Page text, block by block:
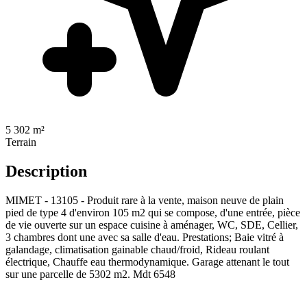
5 302 m²
Terrain
Description
MIMET - 13105 - Produit rare à la vente, maison neuve de plain
pied de type 4 d'environ 105 m2 qui se compose, d'une entrée, pièce
de vie ouverte sur un espace cuisine à aménager, WC, SDE, Cellier,
3 chambres dont une avec sa salle d'eau. Prestations; Baie vitré à
galandage, climatisation gainable chaud/froid, Rideau roulant
électrique, Chauffe eau thermodynamique. Garage attenant le tout
sur une parcelle de 5302 m2. Mdt 6548